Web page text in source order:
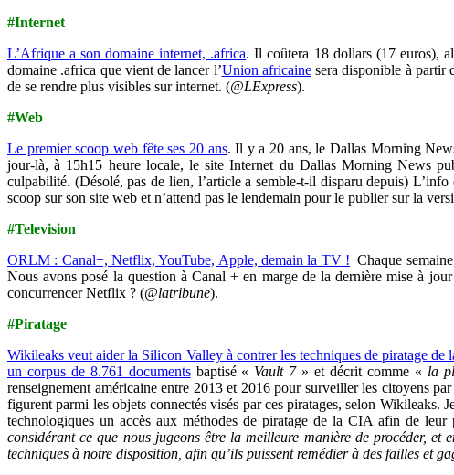
#Internet
L’Afrique a son domaine internet, .africa. Il coûtera 18 dollars (17 euros),
domaine .africa que vient de lancer l’Union africainesera disponible à partir
de se rendre plus visibles sur internet. (@LExpress).
#Web
Le premier scoop web fête ses 20 ans. Il y a 20 ans, le Dallas Morning
jour-là, à 15h15 heure locale, le site Internet du Dallas Morning News
culpabilité. (Désolé, pas de lien, l’article a semble-t-il disparu depuis)
scoop sur son site web et n’attend pas le lendemain pour le publier sur la
#Television
ORLM : Canal+, Netflix, YouTube, Apple, demain la TV ! Chaque
Nous avons posé la question à Canal + en marge de la dernière mise à
concurrencer Netflix ? (@latribune).
#Piratage
Wikileaks veut aider la Silicon Valley à contrer les techniques de piratage de
un corpus de 8.761 documentsbaptisé « Vault 7 » et décrit comme « la
renseignement américaine entre 2013 et 2016 pour surveiller les citoyens
figurent parmi les objets connectés visés par ces piratages, selon Wikileaks.
technologiques un accès aux méthodes de piratage de la CIA afin de
considérant ce que nous jugeons être la meilleure manière de procéder,
techniques à notre disposition, afin qu’ils puissent remédier à des failles et